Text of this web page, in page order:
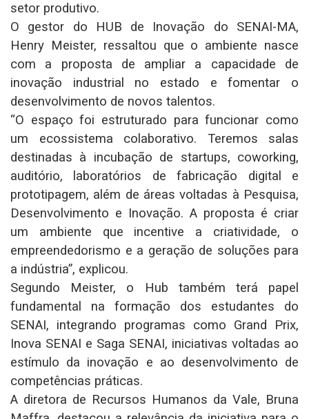
setor produtivo.
O gestor do HUB de Inovação do SENAI-MA,
Henry Meister, ressaltou que o ambiente nasce
com a proposta de ampliar a capacidade de
inovação industrial no estado e fomentar o
desenvolvimento de novos talentos.
“O espaço foi estruturado para funcionar como
um ecossistema colaborativo. Teremos salas
destinadas à incubação de startups, coworking,
auditório, laboratórios de fabricação digital e
prototipagem, além de áreas voltadas à Pesquisa,
Desenvolvimento e Inovação. A proposta é criar
um ambiente que incentive a criatividade, o
empreendedorismo e a geração de soluções para
a indústria”, explicou.
Segundo Meister, o Hub também terá papel
fundamental na formação dos estudantes do
SENAI, integrando programas como Grand Prix,
Inova SENAI e Saga SENAI, iniciativas voltadas ao
estímulo da inovação e ao desenvolvimento de
competências práticas.
A diretora de Recursos Humanos da Vale, Bruna